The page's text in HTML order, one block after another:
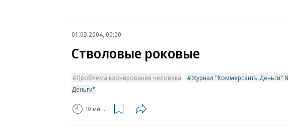
01.03.2004, 00:00
Стволовые роковые
Проблема клонирования человека Журнал "Коммерсантъ Деньги"
Деньги"
10 мин.